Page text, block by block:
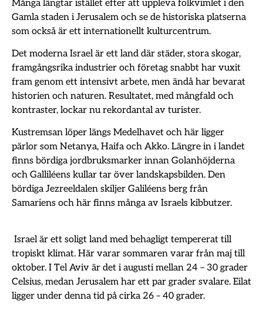
Många längtar istället efter att uppleva folkvimlet i den
Gamla staden i Jerusalem och se de historiska platserna
som också är ett internationellt kulturcentrum.
Det moderna Israel är ett land där städer, stora skogar,
framgångsrika industrier och företag snabbt har vuxit
fram genom ett intensivt arbete, men ändå har bevarat
historien och naturen. Resultatet, med mångfald och
kontraster, lockar nu rekordantal av turister.
Kustremsan löper längs Medelhavet och här ligger
pärlor som Netanya, Haifa och Akko. Längre in i landet
finns bördiga jordbruksmarker innan Golanhöjderna
och Galliléens kullar tar över landskapsbilden. Den
bördiga Jezreeldalen skiljer Galiléens berg från
Samariens och här finns många av Israels kibbutzer.
Israel är ett soligt land med behagligt tempererat till
tropiskt klimat. Här varar sommaren varar från maj till
oktober. I Tel Aviv är det i augusti mellan 24 – 30 grader
Celsius, medan Jerusalem har ett par grader svalare. Eilat
ligger under denna tid på cirka 26 – 40 grader.